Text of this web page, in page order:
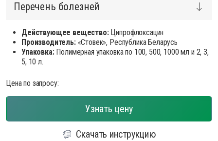
Перечень болезней
Действующее вещество:Ципрофлоксацин
Производитель:«Стовек», Республика Беларусь
Упаковка:Полимерная упаковка по 100, 500, 1000 мл и 2, 3,
5, 10 л.
Цена по запросу:
Узнать цену
Скачать инструкцию